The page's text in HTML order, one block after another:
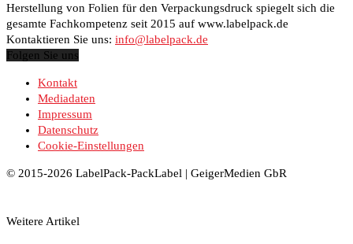
Herstellung von Folien für den Verpackungsdruck spiegelt sich die
gesamte Fachkompetenz seit 2015 auf www.labelpack.de
Kontaktieren Sie uns: info@labelpack.de
Folgen Sie uns
Kontakt
Mediadaten
Impressum
Datenschutz
Cookie-Einstellungen
© 2015-2026 LabelPack-PackLabel | GeigerMedien GbR
Weitere Artikel